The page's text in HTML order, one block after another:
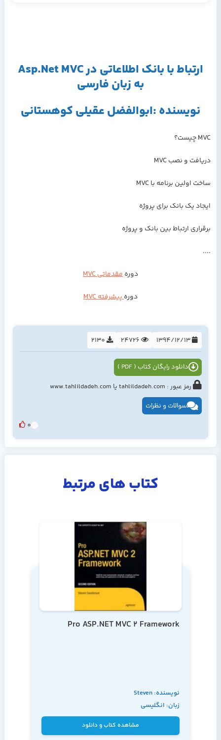
ارتباط با بانک اطلاعاتی در Asp.Net MVC
به زبان فارسی
نویسنده :ابوالفضل عقیلی کوهستانی
MVC چیست؟
دریافت و نصب MVC
ساخت اولین برنامه با MVC
ایجاد یک بانک برای پروژه
برقراری ارتباط بین بانک و پروژه
....
دورهمقدماتی MVC
دورهپیشرفته MVC
1394/12/13
2130
دانلود رایگان کتاب ( PDF )
رمز عبور : tahlildadeh.com یا www.tahlildadeh.com
سوالات و نظرات
0
کتاب های مرتبط
Pro ASP.NET MVC 2 Framework
نویسنده: Steven
Sanderson
زبان: انگلیسی
مشاهده کتاب و دانلود